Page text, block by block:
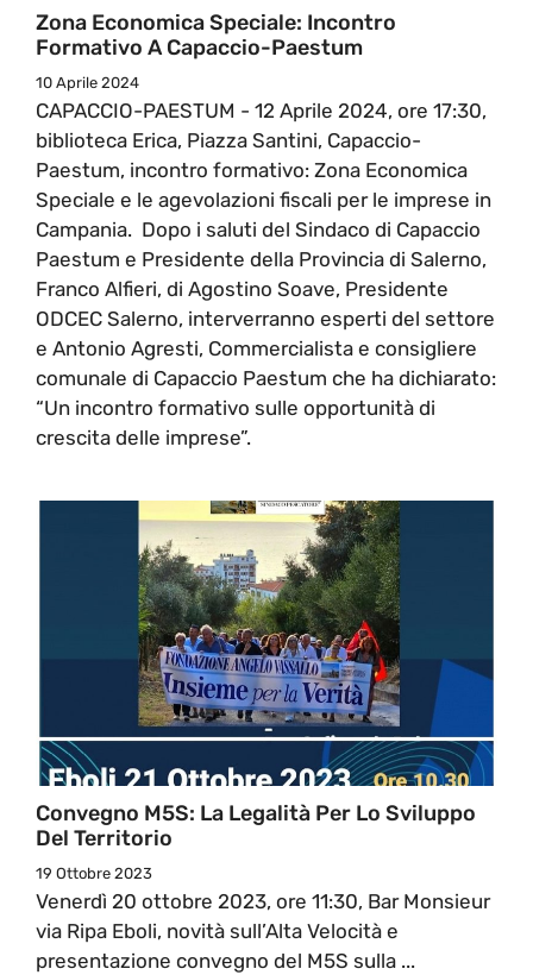
Zona Economica Speciale: Incontro
Formativo A Capaccio-Paestum
10 Aprile 2024
CAPACCIO-PAESTUM - 12 Aprile 2024, ore 17:30,
biblioteca Erica, Piazza Santini, Capaccio-
Paestum, incontro formativo: Zona Economica
Speciale e le agevolazioni fiscali per le imprese in
Campania. Dopo i saluti del Sindaco di Capaccio
Paestum e Presidente della Provincia di Salerno,
Franco Alfieri, di Agostino Soave, Presidente
ODCEC Salerno, interverranno esperti del settore
e Antonio Agresti, Commercialista e consigliere
comunale di Capaccio Paestum che ha dichiarato:
“Un incontro formativo sulle opportunità di
crescita delle imprese”.
Convegno M5S: La Legalità Per Lo Sviluppo
Del Territorio
19 Ottobre 2023
Venerdì 20 ottobre 2023, ore 11:30, Bar Monsieur
via Ripa Eboli, novità sull’Alta Velocità e
presentazione convegno del M5S sulla ...